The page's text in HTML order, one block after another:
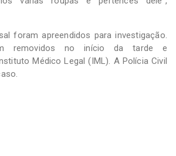
foram apreendidos para investigação.
removidos no início da tarde e
Médico Legal (IML). A Polícia Civil